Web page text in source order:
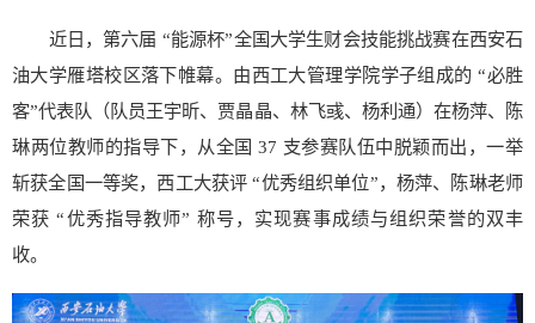
近日，第六届 “能源杯”全国大学生财会技能挑战赛在西安石
油大学雁塔校区落下帷幕。由西工大管理学院学子组成的 “必胜
客”代表队（队员王宇昕、贾晶晶、林飞彧、杨利通）在杨萍、陈
琳两位教师的指导下，从全国 37 支参赛队伍中脱颖而出，一举
斩获全国一等奖，西工大获评 “优秀组织单位”，杨萍、陈琳老师
荣获 “优秀指导教师” 称号，实现赛事成绩与组织荣誉的双丰
收。